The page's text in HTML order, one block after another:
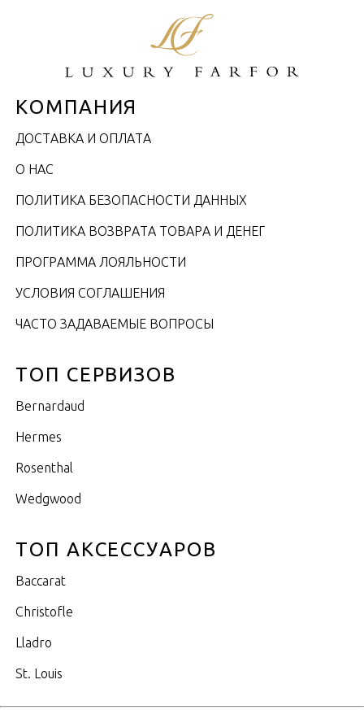
КОМПАНИЯ
ДОСТАВКА И ОПЛАТА
О НАС
ПОЛИТИКА БЕЗОПАСНОСТИ ДАННЫХ
ПОЛИТИКА ВОЗВРАТА ТОВАРА И ДЕНЕГ
ПРОГРАММА ЛОЯЛЬНОСТИ
УСЛОВИЯ СОГЛАШЕНИЯ
ЧАСТО ЗАДАВАЕМЫЕ ВОПРОСЫ
ТОП СЕРВИЗОВ
Bernardaud
Hermes
Rosenthal
Wedgwood
ТОП АКСЕССУАРОВ
Baccarat
Christofle
Lladro
St. Louis